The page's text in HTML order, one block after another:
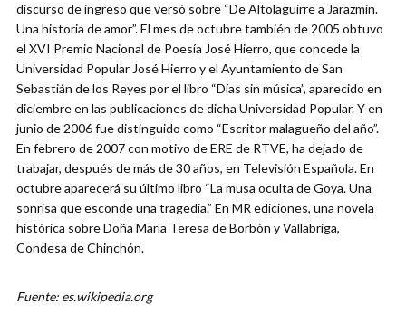
discurso de ingreso que versó sobre “De Altolaguirre a Jarazmin.
Una historia de amor”. El mes de octubre también de 2005 obtuvo
el XVI Premio Nacional de Poesía José Hierro, que concede la
Universidad Popular José Hierro y el Ayuntamiento de San
Sebastián de los Reyes por el libro “Días sin música”, aparecido en
diciembre en las publicaciones de dicha Universidad Popular. Y en
junio de 2006 fue distinguido como “Escritor malagueño del año”.
En febrero de 2007 con motivo de ERE de RTVE, ha dejado de
trabajar, después de más de 30 años, en Televisión Española. En
octubre aparecerá su último libro “La musa oculta de Goya. Una
sonrisa que esconde una tragedia.” En MR ediciones, una novela
histórica sobre Doña María Teresa de Borbón y Vallabriga,
Condesa de Chinchón.
Fuente: es.wikipedia.org